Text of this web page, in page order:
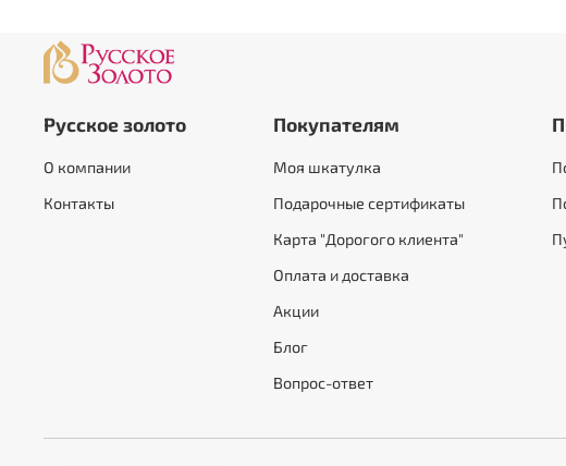
Русское золото
О компании
Контакты
Покупателям
Моя шкатулка
Подарочные сертификаты
Карта "Дорогого клиента"
Оплата и доставка
Акции
Блог
Вопрос-ответ